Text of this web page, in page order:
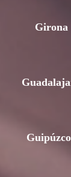
Girona